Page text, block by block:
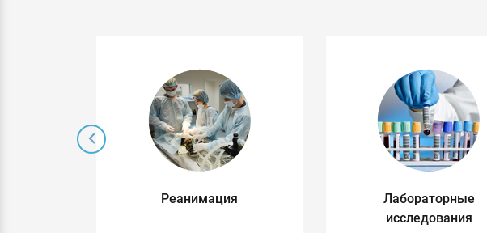
Реанимация
Лабораторные
исследования